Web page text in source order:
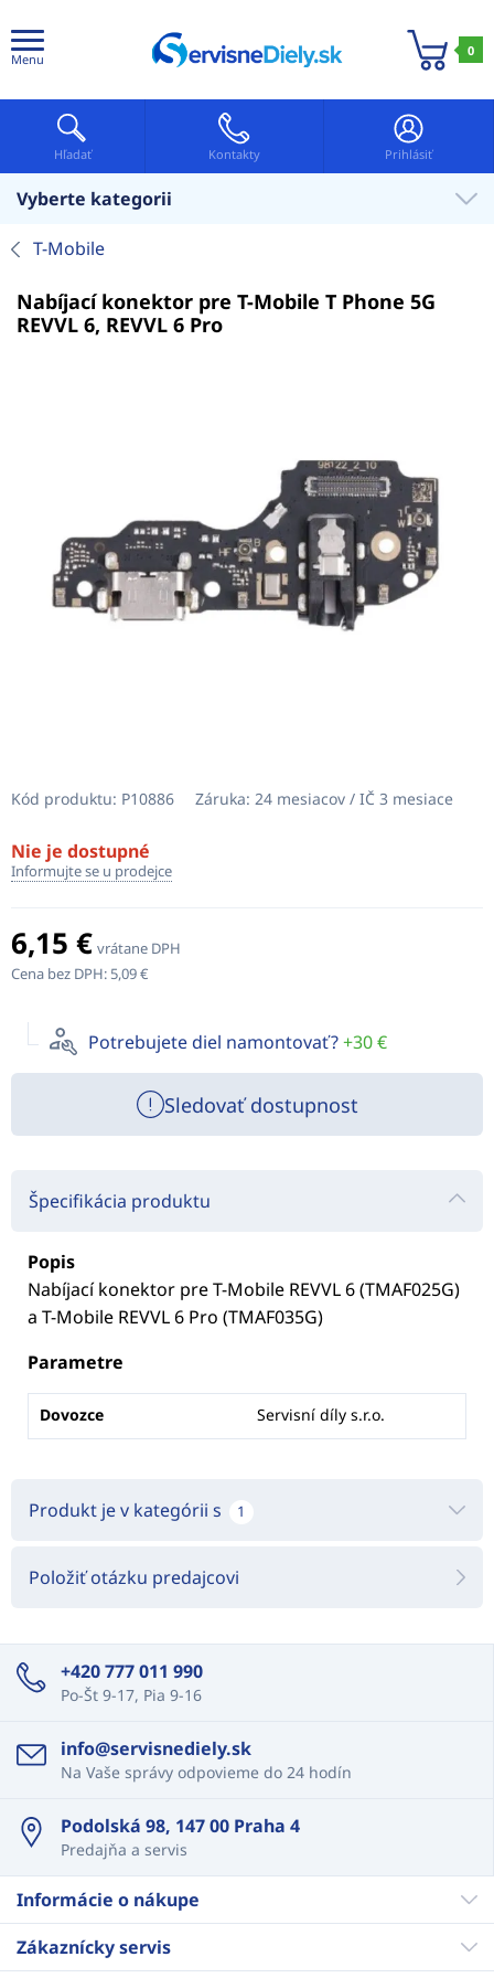
Menu
0
Hľadať Kontakty Prihlásiť
Vyberte kategorii
T-Mobile
Nabíjací konektor pre T-Mobile T Phone 5G
REVVL 6, REVVL 6 Pro
Kód produktu: P10886 Záruka: 24 mesiacov / IČ 3 mesiace
Nie je dostupné
Informujte se u prodejce
6,15 € vrátane DPH
Cena bez DPH: 5,09 €
Potrebujete diel namontovať?+30 €
Sledovať dostupnost
Špecifikácia produktu
Popis
Nabíjací konektor pre T-Mobile REVVL 6 (TMAF025G)
a T-Mobile REVVL 6 Pro (TMAF035G)
Parametre
Dovozce Servisní díly s.r.o.
Produkt je v kategórii s 1
Položiť otázku predajcovi
+420 777 011 990
Po-Št 9-17, Pia 9-16
info@servisnediely.sk
Na Vaše správy odpovieme do 24 hodín
Podolská 98, 147 00 Praha 4
Predajňa a servis
Informácie o nákupe
Zákaznícky servis